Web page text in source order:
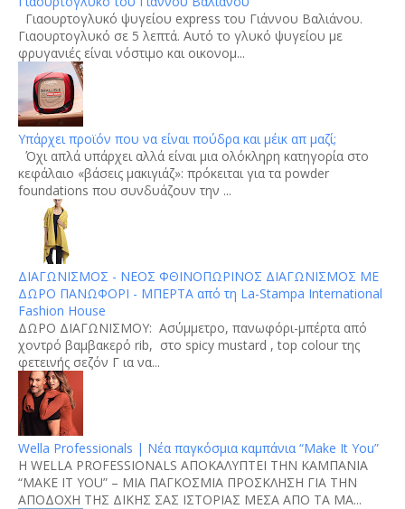
Γιαουρτογλυκό ψυγείου express του Γιάννου Βαλιάνου.
Γιαουρτογλυκό σε 5 λεπτά. Αυτό το γλυκό ψυγείου με
φρυγανιές είναι νόστιμο και οικονομ...
Υπάρχει προϊόν που να είναι πούδρα και μέικ απ μαζί;
Όχι απλά υπάρχει αλλά είναι μια ολόκληρη κατηγορία στο
κεφάλαιο «βάσεις μακιγιάζ»: πρόκειται για τα powder
foundations που συνδυάζουν την ...
ΔΙΑΓΩΝΙΣΜΟΣ - ΝΕΟΣ ΦΘΙΝΟΠΩΡΙΝΟΣ ΔΙΑΓΩΝΙΣΜΟΣ ΜΕ
ΔΩΡΟ ΠΑΝΩΦΟΡΙ - ΜΠΕΡΤΑ από τη La-Stampa International
Fashion House
ΔΩΡΟ ΔΙΑΓΩΝΙΣΜΟΥ: Aσύμμετρο, πανωφόρι-μπέρτα από
χοντρό βαμβακερό rib, στο spicy mustard , top colour της
φετεινής σεζόν Γ ια να...
Wella Professionals | Νέα παγκόσμια καμπάνια “Make It You”
H WELLA PROFESSIONALS ΑΠΟΚΑΛΥΠΤΕΙ ΤΗΝ ΚΑΜΠΑΝΙΑ
“MAKE IT YOU” – ΜΙΑ ΠΑΓΚΟΣΜΙΑ ΠΡΟΣΚΛΗΣΗ ΓΙΑ ΤΗΝ
ΑΠΟΔΟΧΗ ΤΗΣ ΔΙΚΗΣ ΣΑΣ ΙΣΤΟΡΙΑΣ ΜΕΣΑ ΑΠΟ ΤΑ ΜΑ...